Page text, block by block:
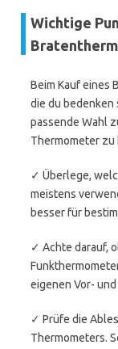
Wichtige
Beim Kauf eines
die du bedenken
passende Wahl
Thermometer zu
✓ Überlege,
meistens
besser für
✓ Achte darauf,
eigenen Vor-
✓ Prüfe die
Thermometers.